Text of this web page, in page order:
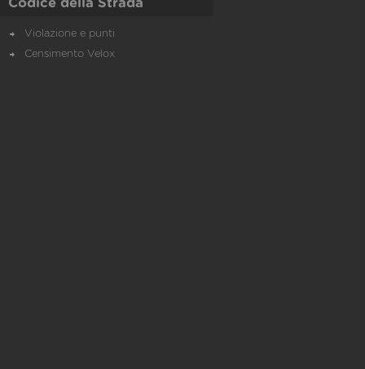
Codice della Strada
Violazione e punti
Censimento Velox